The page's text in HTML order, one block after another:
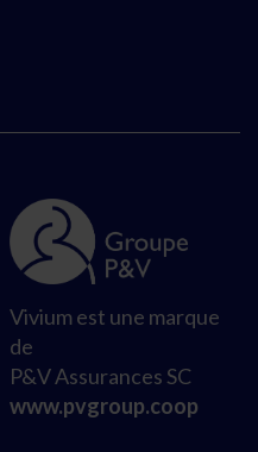
Vivium est une marque
de
P&V Assurances SC
www.pvgroup.coop